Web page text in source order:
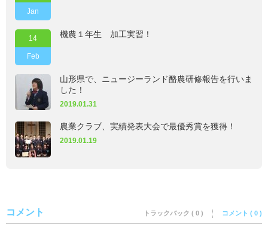
Jan
14
Feb
機農１年生 加工実習！
山形県で、ニュージーランド酪農研修報告を行いま
した！
2019.01.31
農業クラブ、実績発表大会で最優秀賞を獲得！
2019.01.19
コメント トラックバック ( 0 ) コメント ( 0 )